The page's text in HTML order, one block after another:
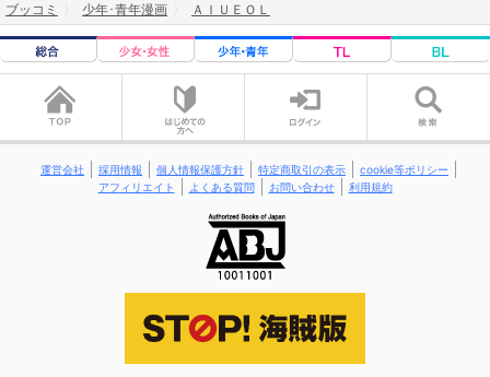
ブッコミ 少年･青年漫画 ＡＩＵＥＯＬ
運営会社 採用情報 個人情報保護方針 特定商取引の表示
cookie等ポリシー
アフィリエイト
よくある質問 お問い合わせ 利用規約